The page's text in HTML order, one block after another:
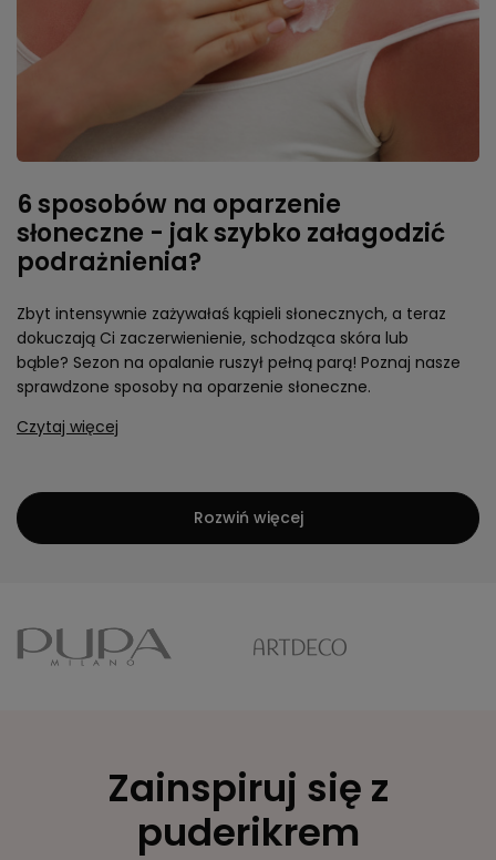
6 sposobów na oparzenie
słoneczne - jak szybko załagodzić
podrażnienia?
Zbyt intensywnie zażywałaś kąpieli słonecznych, a teraz
dokuczają Ci zaczerwienienie, schodząca skóra lub
bąble? Sezon na opalanie ruszył pełną parą! Poznaj nasze
sprawdzone sposoby na oparzenie słoneczne.
Czytaj więcej
Rozwiń więcej
Zainspiruj się z
puderikrem